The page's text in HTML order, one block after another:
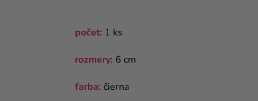
počet: 1 ks
rozmery: 6 cm
farba: čierna